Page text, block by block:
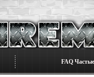
FAQ